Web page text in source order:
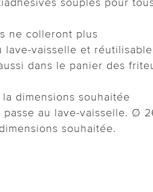
ne colleront plus
lave-vaisselle et
dans le panier des
dimensions souhaitée
passe au lave-vaisselle. Ø
souhaitée.